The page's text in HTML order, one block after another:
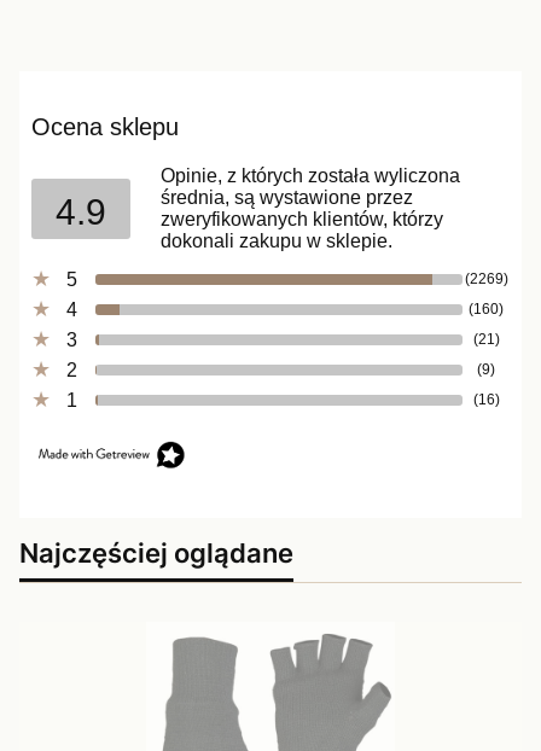
Ocena sklepu
4.9
Opinie, z których została wyliczona
średnia, są wystawione przez
zweryfikowanych klientów, którzy
dokonali zakupu w sklepie.
5
(2269)
4 (160)
3 (21)
2 (9)
1 (16)
Najczęściej oglądane